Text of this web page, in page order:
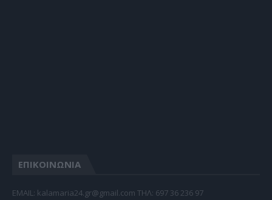
ΕΠΙΚΟΙΝΩΝΙΑ
EMAIL: kalamaria24.gr@gmail.com TΗΛ: 697 36 236 97